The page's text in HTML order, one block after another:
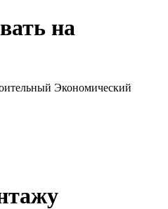
на
Экономический